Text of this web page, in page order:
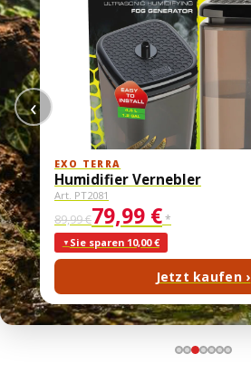
EXO TERRA
Humidifier Vernebler
Art. PT2081
89,99 €79,99 €*
Sie sparen 10,00 €
Jetzt kaufen ›
‹